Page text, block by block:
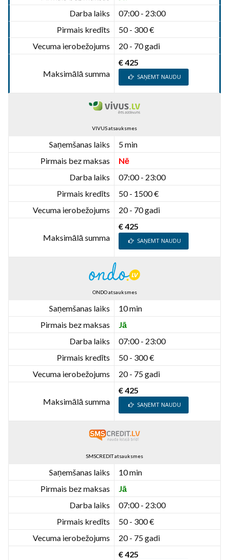
Darba laiks
07:00 - 23:00
Pirmais kredīts
50 - 300 €
Vecuma ierobežojums
20 - 70 gadi
Maksimālā summa
€ 425
SAŅEMT NAUDU
VIVUS atsauksmes
Saņemšanas laiks
5 min
Pirmais bez maksas
Nē
Darba laiks
07:00 - 23:00
Pirmais kredīts
50 - 1500 €
Vecuma ierobežojums
20 - 70 gadi
Maksimālā summa
€ 425
SAŅEMT NAUDU
ONDO atsauksmes
Saņemšanas laiks
10 min
Pirmais bez maksas
Jā
Darba laiks
07:00 - 23:00
Pirmais kredīts
50 - 300 €
Vecuma ierobežojums
20 - 75 gadi
Maksimālā summa
€ 425
SAŅEMT NAUDU
SMSCREDIT atsauksmes
Saņemšanas laiks
10 min
Pirmais bez maksas
Jā
Darba laiks
07:00 - 23:00
Pirmais kredīts
50 - 300 €
Vecuma ierobežojums
20 - 75 gadi
€ 425